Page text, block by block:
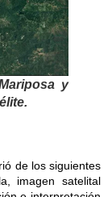
y
de los siguientes
imagen satelital